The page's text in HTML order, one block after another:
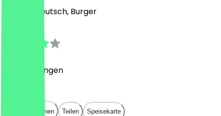
Indisch, Deutsch, Burger
Bewertungen
In App öffnen Teilen Speisekarte